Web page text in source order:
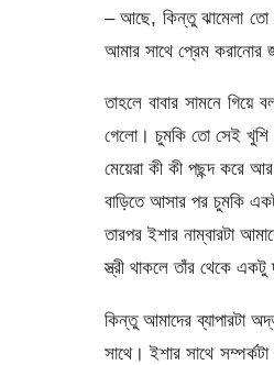
– আছে, কিন্তু ঝামেলা তো
আমার সাথে প্রেম
তাহলে বাবার সামনে
গেলো। চুমকি তো সেই খুশি।
মেয়েরা কী কী পছন্দ করে
বাড়িতে আসার পর চুমকি
তারপর ইশার নাম্বারটা
স্ত্রী থাকলে তাঁর থেকে
কিন্তু আমাদের ব্যাপারটা
সাথে। ইশার সাথে